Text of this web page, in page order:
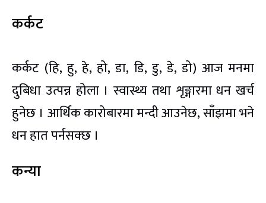
कर्कट
कर्कट (हि, हु, हे, हो, डा, डि, डु, डे, डो) आज मनमा
दुबिधा उत्पन्न होला । स्वास्थ्य तथा शृङ्गारमा धन खर्च
हुनेछ । आर्थिक कारोबारमा मन्दी आउनेछ, साँझमा भने
धन हात पर्नसक्छ ।
कन्या